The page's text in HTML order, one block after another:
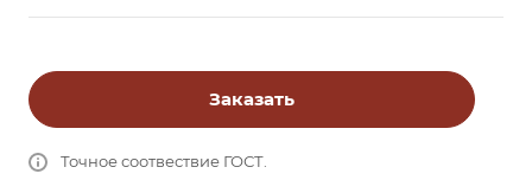
Заказать
Точное соотвествие ГОСТ.